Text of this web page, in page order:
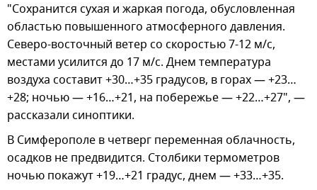
"Сохранится сухая и жаркая погода, обусловленная
областью повышенного атмосферного давления.
Северо-восточный ветер со скоростью 7-12 м/с,
местами усилится до 17 м/с. Днем температура
воздуха составит +30…+35 градусов, в горах — +23…
+28; ночью — +16…+21, на побережье — +22…+27", —
рассказали синоптики.
В Симферополе в четверг переменная облачность,
осадков не предвидится. Столбики термометров
ночью покажут +19…+21 градус, днем — +33…+35.